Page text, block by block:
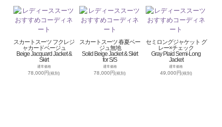
スカートスーツ フクレジ
ャカードベージュ
Beige Jacquard Jacket &
Skirt
通常価格
78,000円(税別)
スカートスーツ 春夏ベー
ジュ無地
Solid Beige Jacket & Skirt
for S/S
通常価格
78,000円(税別)
セミロングジャケット グ
レー×チェック
Gray Plaid Semi-Long
Jacket
通常価格
49,000円 (税別)